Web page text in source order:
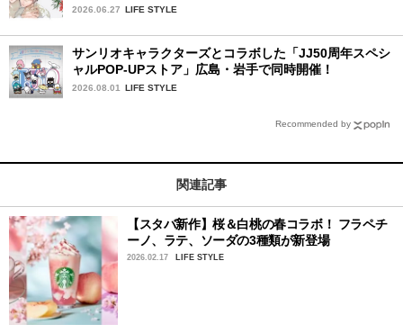
2026.06.27 LIFE STYLE
サンリオキャラクターズとコラボした「JJ50周年スペシ
ャルPOP-UPストア」広島・岩手で同時開催！
2026.08.01 LIFE STYLE
Recommended by
関連記事
【スタバ新作】桜＆白桃の春コラボ！ フラペチ
ーノ、ラテ、ソーダの3種類が新登場
2026.02.17 LIFE STYLE